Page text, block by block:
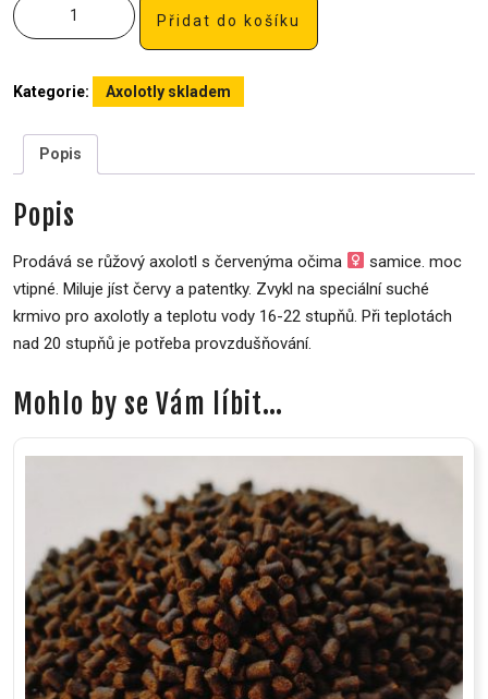
Přidat do košíku
Kategorie: Axolotly skladem
Popis
Popis
Prodává se růžový axolotl s červenýma očima
samice. moc
vtipné. Miluje jíst červy a patentky. Zvykl na speciální suché
krmivo pro axolotly a teplotu vody 16-22 stupňů. Při teplotách
nad 20 stupňů je potřeba provzdušňování.
Mohlo by se Vám líbit…